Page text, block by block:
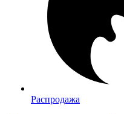
Распродажа